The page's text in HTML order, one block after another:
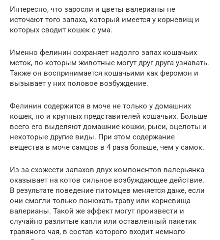
Интересно, что заросли и цветы валерианы не
источают того запаха, который имеется у корневищ и
которых сводит кошек с ума.
Именно фелинин сохраняет надолго запах кошачьих
меток, по которым животные могут друг друга узнавать.
Также он воспринимается кошачьими как феромон и
вызывает у них половое возбуждение.
Фелинин содержится в моче не только у домашних
кошек, но и крупных представителей кошачьих. Больше
всего его выделяют домашние кошки, рыси, оцелоты и
некоторые другие виды. При этом содержание
вещества в моче самцов в 4 раза больше, чем у самок.
Из-за схожести запахов двух компонентов валерьянка
оказывает на котов сильное возбуждающее действие.
В результате поведение питомцев меняется даже, если
они смогли только понюхать траву или корневища
валерианы. Такой же эффект могут произвести и
случайно разлитые капли или оставленный пакетик
травяного чая, в состав которого входит немного